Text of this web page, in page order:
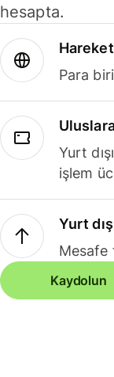
hesapta.
Para
Yurt
işlem
Yurt
Mesafe
Kaydolun